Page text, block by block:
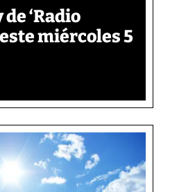
‘Radio
este miércoles 5